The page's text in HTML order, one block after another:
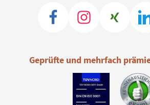
Geprüfte und mehrfach